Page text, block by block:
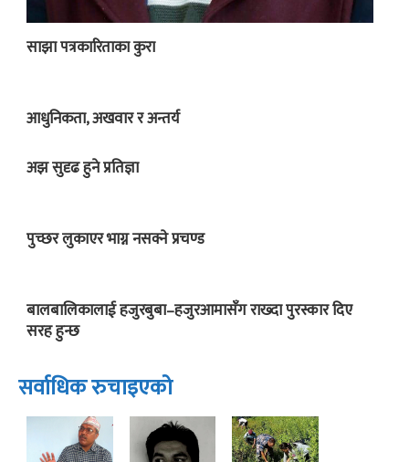
साझा पत्रकारिताका कुरा
आधुनिकता, अखवार र अन्तर्य
अझ सुदृढ हुने प्रतिज्ञा
पुच्छर लुकाएर भाग्न नसक्ने प्रचण्ड
बालबालिकालाई हजुरबुबा–हजुरआमासँग राख्दा पुरस्कार दिए
सरह हुन्छ
सर्वाधिक रुचाइएको